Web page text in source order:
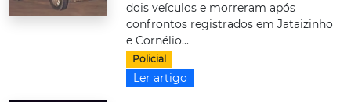
dois veículos e morreram após
confrontos registrados em Jataizinho
e Cornélio...
Policial
Ler artigo